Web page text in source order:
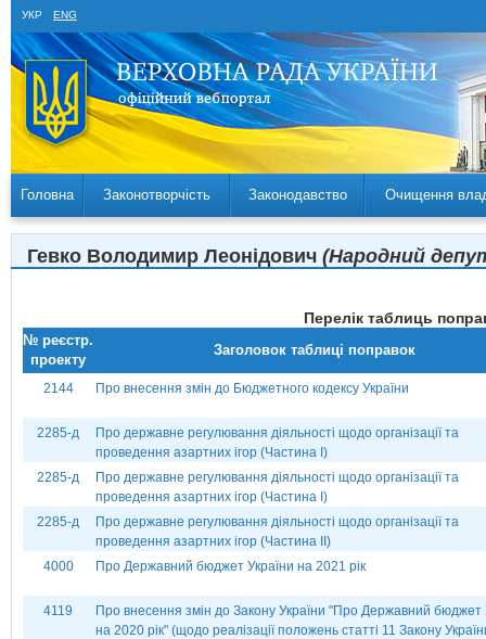
УКР ENG
Головна Законотворчість Законодавство Очищення
Гевко Володимир Леонідович (Народний
Перелік таблиць
№ реєстр.
проекту
Заголовок таблиці поправок
2144 Про внесення змін до Бюджетного кодексу України
2285-д
Про державне регулювання діяльності щодо організації та
проведення азартних ігор (Частина І)
2285-д
Про державне регулювання діяльності щодо організації та
проведення азартних ігор (Частина І)
2285-д
Про державне регулювання діяльності щодо організації та
проведення азартних ігор (Частина ІІ)
4000
Про Державний бюджет України на 2021 рік
4119
Про внесення змін до Закону України "Про Державний бюджет
на 2020 рік" (щодо реалізації положень статті 11 Закону